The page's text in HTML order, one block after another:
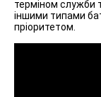
терміном служби
іншими типами
пріоритетом.